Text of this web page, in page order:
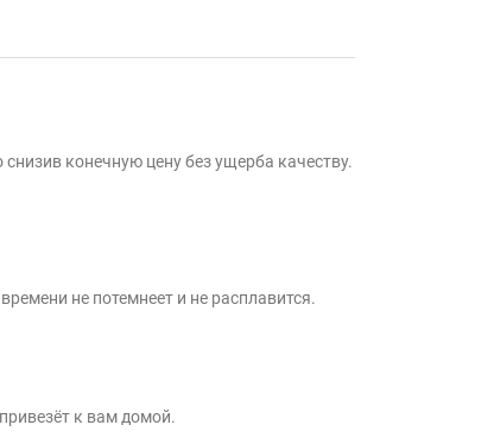
конечную цену без ущерба качеству.
не потемнеет и не расплавится.
к вам домой.